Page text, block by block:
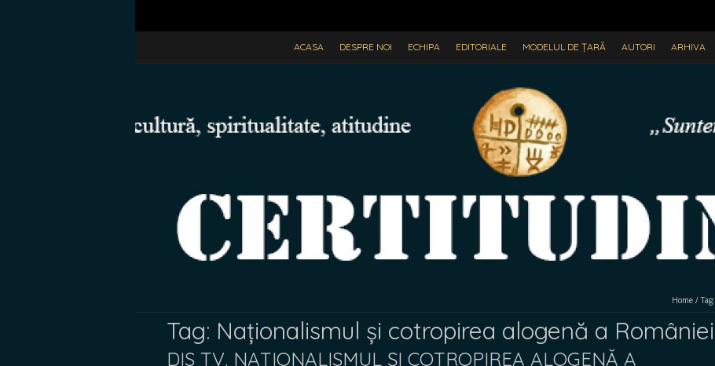
ACASA DESPRE NOI ECHIPA EDITORIALE MODELUL DE ȚARĂ AUTORI ARHIVA
Home / Tag:
Tag: Naționalismul și cotropirea alogenă a României
DIS TV. NAȚIONALISMUL ȘI COTROPIREA ALOGENĂ A